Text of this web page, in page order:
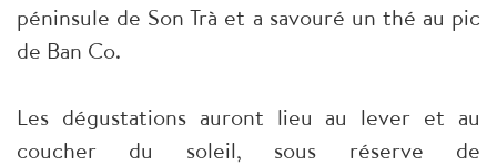
péninsule de Son Trà et a savouré un thé au pic
de Ban Co.
Les dégustations auront lieu au lever et au
coucher du soleil, sous réserve de